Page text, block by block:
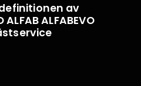
av
ALFABEVO